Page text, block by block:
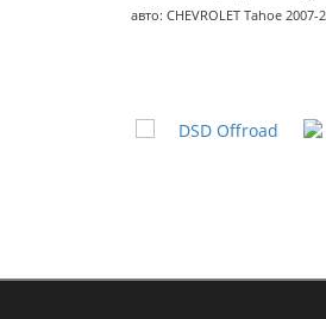
авто: CHEVROLET Tahoe 2007-